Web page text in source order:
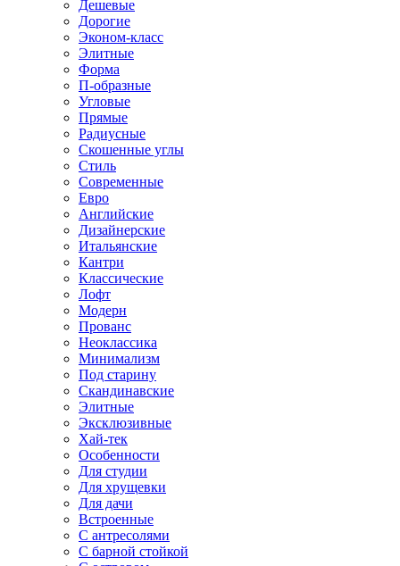
Дешевые
Дорогие
Эконом-класс
Элитные
Форма
П-образные
Угловые
Прямые
Радиусные
Скошенные углы
Стиль
Современные
Евро
Английские
Дизайнерские
Итальянские
Кантри
Классические
Лофт
Модерн
Прованс
Неоклассика
Минимализм
Под старину
Скандинавские
Элитные
Эксклюзивные
Хай-тек
Особенности
Для студии
Для хрущевки
Для дачи
Встроенные
С антресолями
С барной стойкой